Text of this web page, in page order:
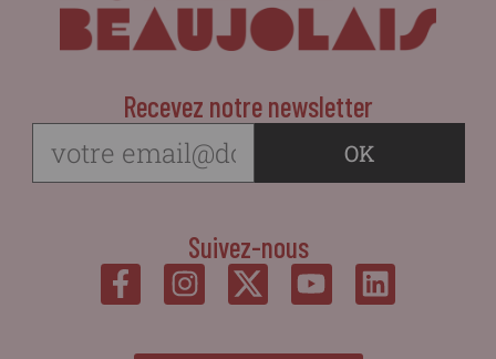
Recevez notre newsletter
Suivez-nous